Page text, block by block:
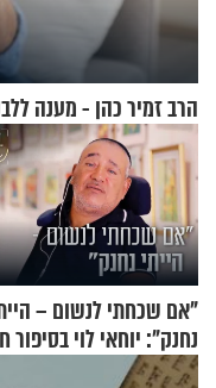
הרב זמיר כהן - מענה
"אם שכחתי לנשום –
נחנק": יוחאי לוי בסיפור
מעורר השראה